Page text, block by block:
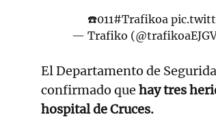
☎️011#Trafikoa
— Trafiko
El Departamento de
confirmado que hay tres
hospital de Cruces.